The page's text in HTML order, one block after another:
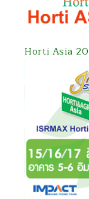
Horti Asia